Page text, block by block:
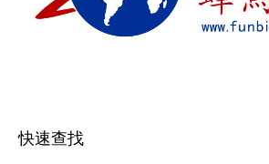
快速查找